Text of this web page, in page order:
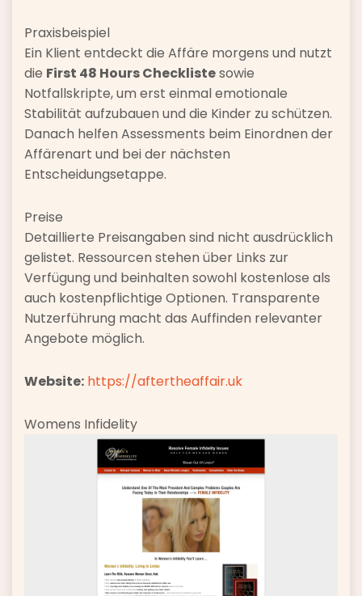
Praxisbeispiel
Ein Klient entdeckt die Affäre morgens und nutzt
die First 48 Hours Checklistesowie
Notfallskripte, um erst einmal emotionale
Stabilität aufzubauen und die Kinder zu schützen.
Danach helfen Assessments beim Einordnen der
Affärenart und bei der nächsten
Entscheidungsetappe.
Preise
Detaillierte Preisangaben sind nicht ausdrücklich
gelistet. Ressourcen stehen über Links zur
Verfügung und beinhalten sowohl kostenlose als
auch kostenpflichtige Optionen. Transparente
Nutzerführung macht das Auffinden relevanter
Angebote möglich.
Website: https://aftertheaffair.uk
Womens Infidelity